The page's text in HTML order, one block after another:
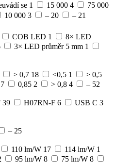
se 1 15 000 4
75 000
10 000 3 – 20 – 21
COB LED 1
8× LED
3× LED průměr 5 mm 1
> 0,7 18 <0,5 1
> 0,5
7 0,85 2 > 0,8 4 – 52
39 H07RN-F 6 USB C 3
– 25
110 lm/W 17 114 lm/W 1
95 lm/W 8 75 lm/W 8